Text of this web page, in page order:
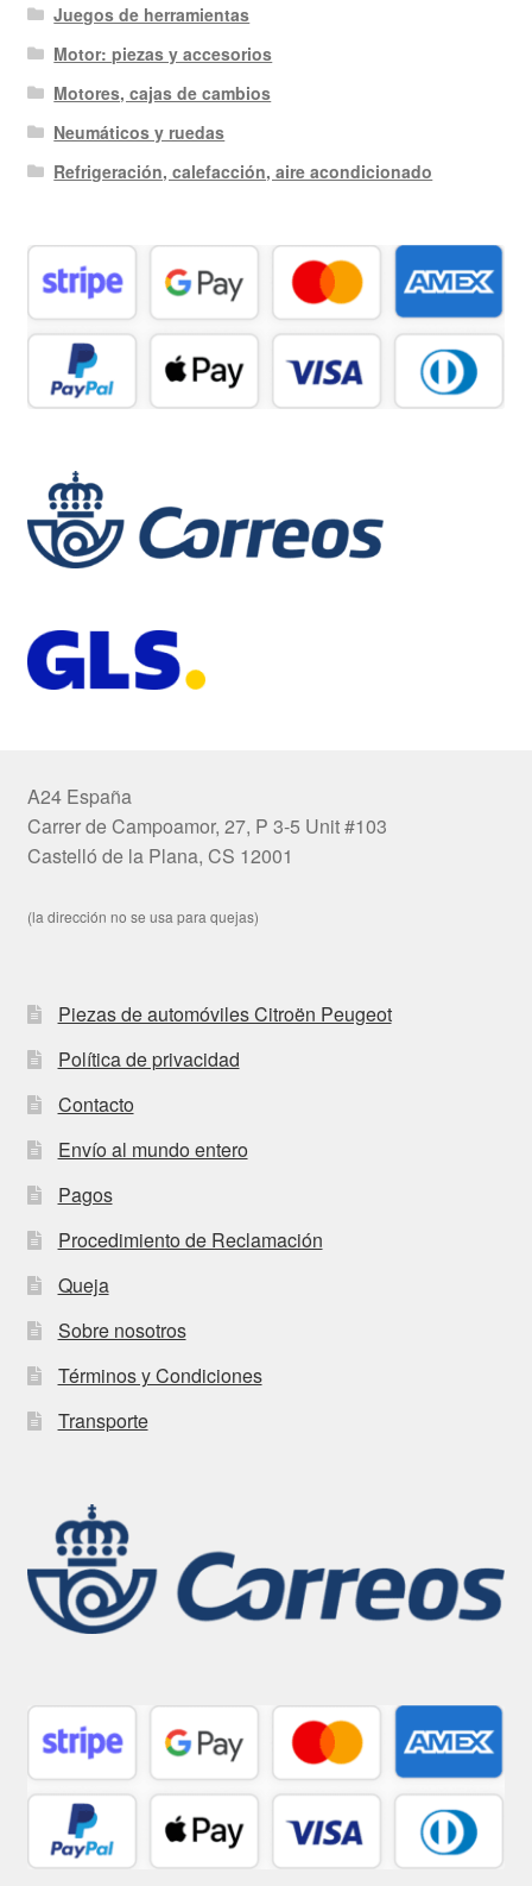
Juegos de herramientas
Motor: piezas y accesorios
Motores, cajas de cambios
Neumáticos y ruedas
Refrigeración, calefacción, aire acondicionado
A24 España
Carrer de Campoamor, 27, P 3-5 Unit #103
Castelló de la Plana, CS 12001
(la dirección no se usa para quejas)
Piezas de automóviles Citroën Peugeot
Política de privacidad
Contacto
Envío al mundo entero
Pagos
Procedimiento de Reclamación
Queja
Sobre nosotros
Términos y Condiciones
Transporte